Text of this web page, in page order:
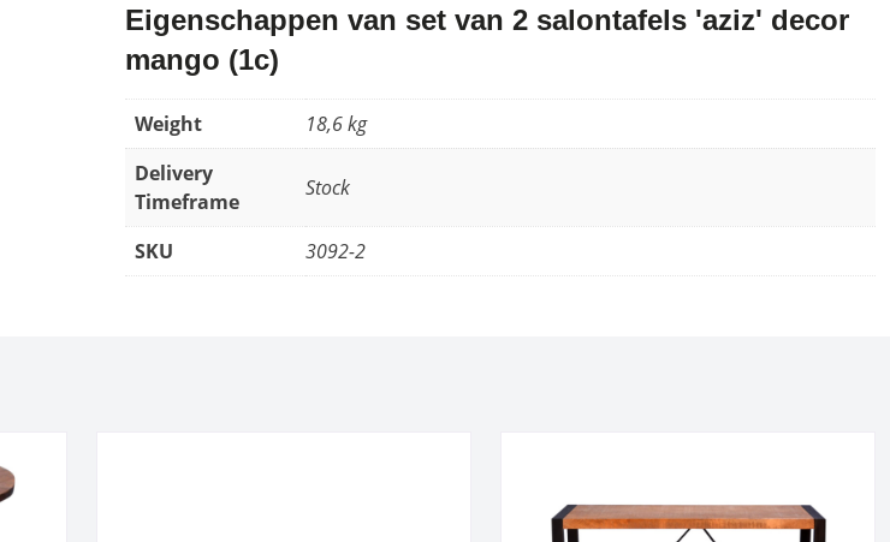
Eigenschappen van set van 2 salontafels 'aziz' decor
mango (1c)
Weight
18,6 kg
Delivery
Timeframe
Stock
SKU 3092-2